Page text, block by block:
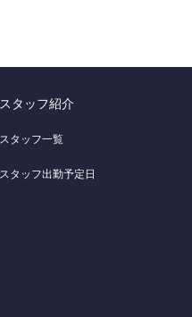
スタッフ紹介
スタッフ一覧
スタッフ出勤予定日